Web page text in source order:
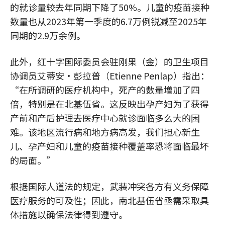
的就诊量较去年同期下降了50%。儿童的疫苗接种
数量也从2023年第一季度的6.7万例锐减至2025年
同期的2.9万余例。
此外，红十字国际委员会驻刚果（金）的卫生项目
协调员艾蒂安·彭拉普（Etienne Penlap）指出：
“在所调研的医疗机构中，死产的数量增加了四
倍，特别是在北基伍省。这反映出孕产妇为了获得
产前和产后护理去医疗中心就诊面临多么大的困
难。该地区流行病和地方病高发，我们担心新生
儿、孕产妇和儿童的疫苗接种覆盖率恐将面临最坏
的局面。”
根据国际人道法的规定，武装冲突各方有义务保障
医疗服务的可及性；因此，南北基伍省亟需采取具
体措施以确保法律得到遵守。